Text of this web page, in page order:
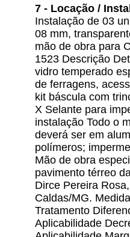
7 - Locação /
Instalação de 03
08 mm,
mão de obra para
1523 Descrição
vidro temperado
de ferragens,
kit báscula com
X Selante para
instalação Todo o
deverá ser em
polímeros;
Mão de obra
pavimento térreo
Dirce Pereira
Caldas/MG.
Tratamento
Aplicabilidade